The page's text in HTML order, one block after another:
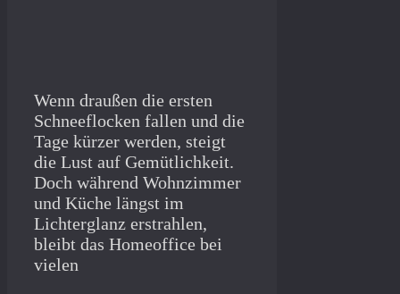
Wenn draußen die ersten
Schneeflocken fallen und die
Tage kürzer werden, steigt
die Lust auf Gemütlichkeit.
Doch während Wohnzimmer
und Küche längst im
Lichterglanz erstrahlen,
bleibt das Homeoffice bei
vielen